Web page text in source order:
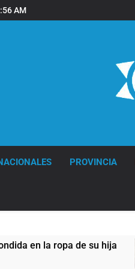
AM
PROVINCIA
la ropa de su hija